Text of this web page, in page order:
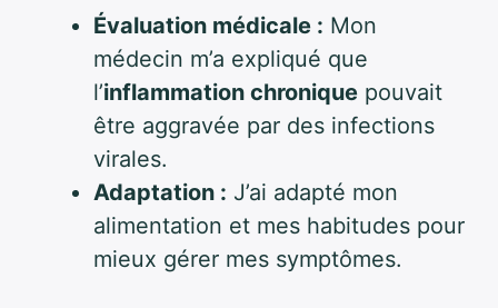
Évaluation médicale : Mon
médecin m’a expliqué que
l’inflammation chronique pouvait
être aggravée par des infections
virales.
Adaptation : J’ai adapté mon
alimentation et mes habitudes pour
mieux gérer mes symptômes.